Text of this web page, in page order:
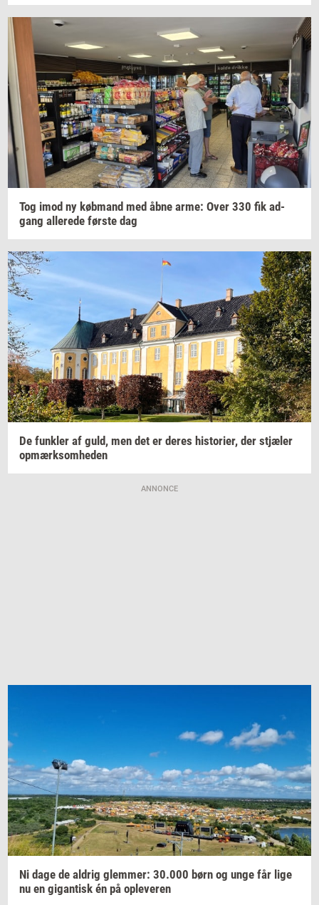
Tog imod ny køb­mand med åbne arme: Over 330 fik ad­
gang al­le­re­de før­ste dag
De funk­ler af guld, men det er deres hi­sto­ri­er, der stjæ­ler
op­mærk­som­he­den
ANNONCE
Ni dage de al­drig glem­mer: 30.000 børn og unge får lige
nu en gi­gan­tisk én på op­le­ve­ren